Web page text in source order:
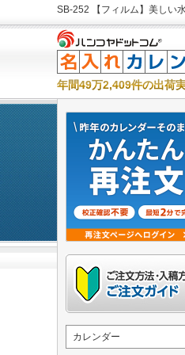
SB-252 【フィルム】美しい
年間49万2,409件の出荷
カレンダー